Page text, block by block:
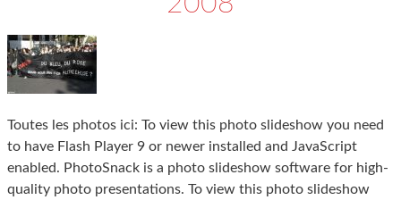
Toutes les photos ici: To view this photo slideshow you need
to have Flash Player 9 or newer installed and JavaScript
enabled. PhotoSnack is a photo slideshow software for high-
quality photo presentations. To view this photo slideshow